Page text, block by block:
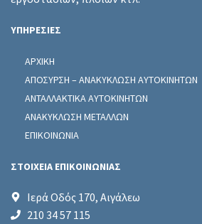
ΥΠΗΡΕΣΙΕΣ
ΑΡΧΙΚΗ
ΑΠΟΣΥΡΣΗ – ΑΝΑΚΥΚΛΩΣΗ ΑΥΤΟΚΙΝΗΤΩΝ
ΑΝΤΑΛΛΑΚΤΙΚΑ ΑΥΤΟΚΙΝΗΤΩΝ
ΑΝΑΚΥΚΛΩΣΗ ΜΕΤΑΛΛΩΝ
ΕΠΙΚΟΙΝΩΝΙΑ
ΣΤΟΙΧΕΙΑ ΕΠΙΚΟΙΝΩΝΙΑΣ
Ιερά Οδός 170, Αιγάλεω
210 34 57 115